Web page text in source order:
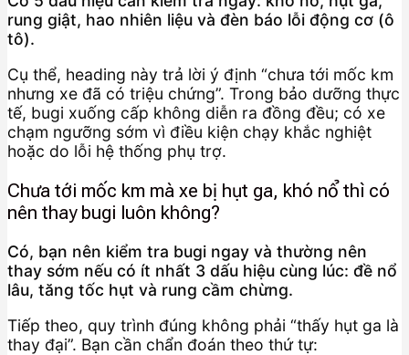
rung giật, hao nhiên liệu và đèn báo lỗi động cơ (ô
tô).
Cụ thể, heading này trả lời ý định “chưa tới mốc km
nhưng xe đã có triệu chứng”. Trong bảo dưỡng thực
tế, bugi xuống cấp không diễn ra đồng đều; có xe
chạm ngưỡng sớm vì điều kiện chạy khắc nghiệt
hoặc do lỗi hệ thống phụ trợ.
Chưa tới mốc km mà xe bị hụt ga, khó nổ thì có
nên thay bugi luôn không?
Có, bạn nên kiểm tra bugi ngay và thường nên
thay sớm nếu có ít nhất 3 dấu hiệu cùng lúc: đề nổ
lâu, tăng tốc hụt và rung cầm chừng.
Tiếp theo, quy trình đúng không phải “thấy hụt ga là
thay đại”. Bạn cần chẩn đoán theo thứ tự: